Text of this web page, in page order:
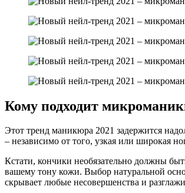
Кому подходит
Этот тренд маникюра 2021 задержится
– независимо от того, узкая или широкая
Кстати, кончики необязательно должны
вашему тону кожи. Выбор натуральной
скрывает любые несовершенства и